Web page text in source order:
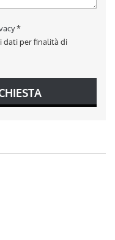
*
dati per finalità di